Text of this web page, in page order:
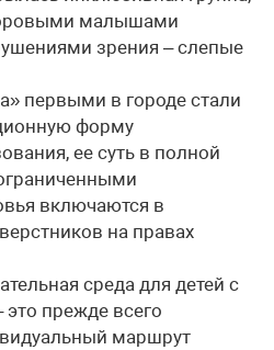
малышами
зрения – слепые
первыми в городе стали
форму
ее суть в полной
включаются в
на правах
среда для детей с
прежде всего
маршрут